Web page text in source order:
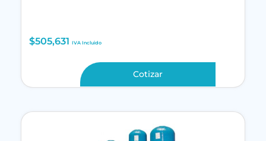
$505,631 IVA Incluido
Cotizar